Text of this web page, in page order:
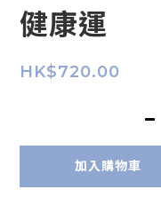
健康運
HK$720.00
加入購物車